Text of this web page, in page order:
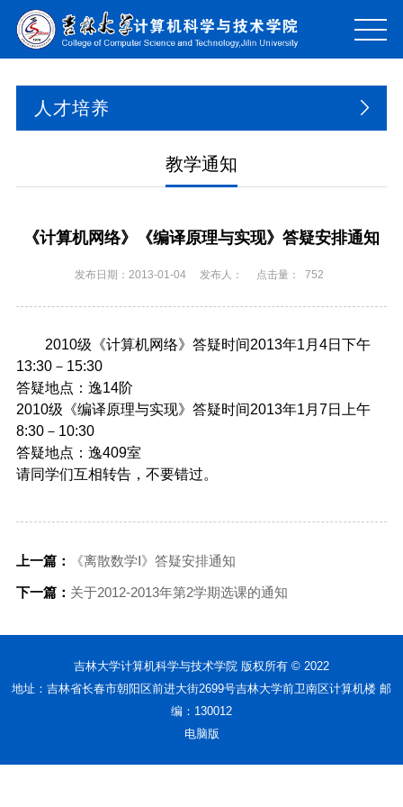
人才培养
教学通知
《计算机网络》《编译原理与实现》答疑安排通知
发布日期：2013-01-04 发布人： 点击量： 752
2010级《计算机网络》答疑时间2013年1月4日下午
13:30－15:30
答疑地点：逸14阶
2010级《编译原理与实现》答疑时间2013年1月7日上午
8:30－10:30
答疑地点：逸409室
请同学们互相转告，不要错过。
上一篇： 《离散数学Ⅰ》答疑安排通知
下一篇： 关于2012-2013年第2学期选课的通知
吉林大学计算机科学与技术学院 版权所有 © 2022
地址：吉林省长春市朝阳区前进大街2699号吉林大学前卫南区计算机楼 邮
编：130012
电脑版